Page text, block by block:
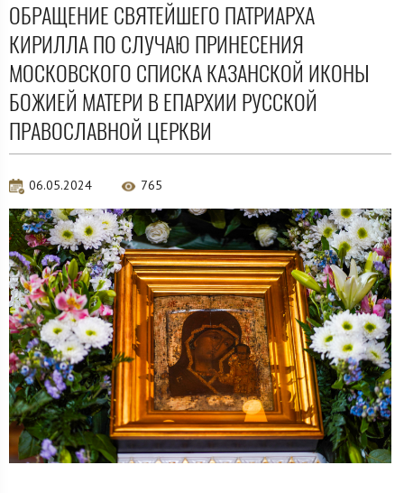
ОБРАЩЕНИЕ СВЯТЕЙШЕГО ПАТРИАРХА
КИРИЛЛА ПО СЛУЧАЮ ПРИНЕСЕНИЯ
МОСКОВСКОГО СПИСКА КАЗАНСКОЙ ИКОНЫ
БОЖИЕЙ МАТЕРИ В ЕПАРХИИ РУССКОЙ
ПРАВОСЛАВНОЙ ЦЕРКВИ
06.05.2024 765